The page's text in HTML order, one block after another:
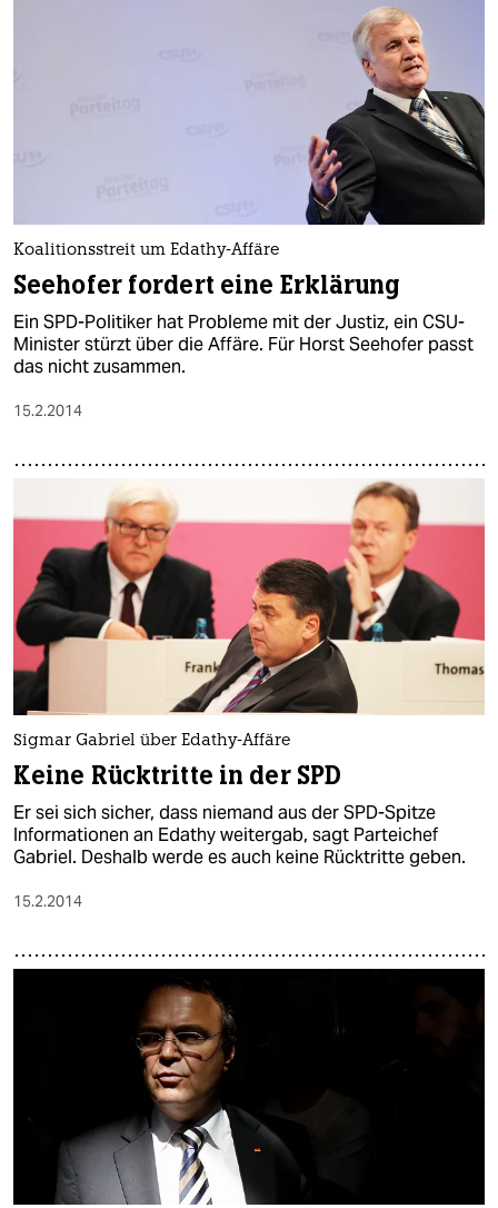
Koalitionsstreit um Edathy-Affäre
Seehofer fordert eine Erklärung
Ein SPD-Politiker hat Probleme mit der Justiz, ein CSU-
Minister stürzt über die Affäre. Für Horst Seehofer passt
das nicht zusammen.
15.2.2014
Sigmar Gabriel über Edathy-Affäre
Keine Rücktritte in der SPD
Er sei sich sicher, dass niemand aus der SPD-Spitze
Informationen an Edathy weitergab, sagt Parteichef
Gabriel. Deshalb werde es auch keine Rücktritte geben.
15.2.2014